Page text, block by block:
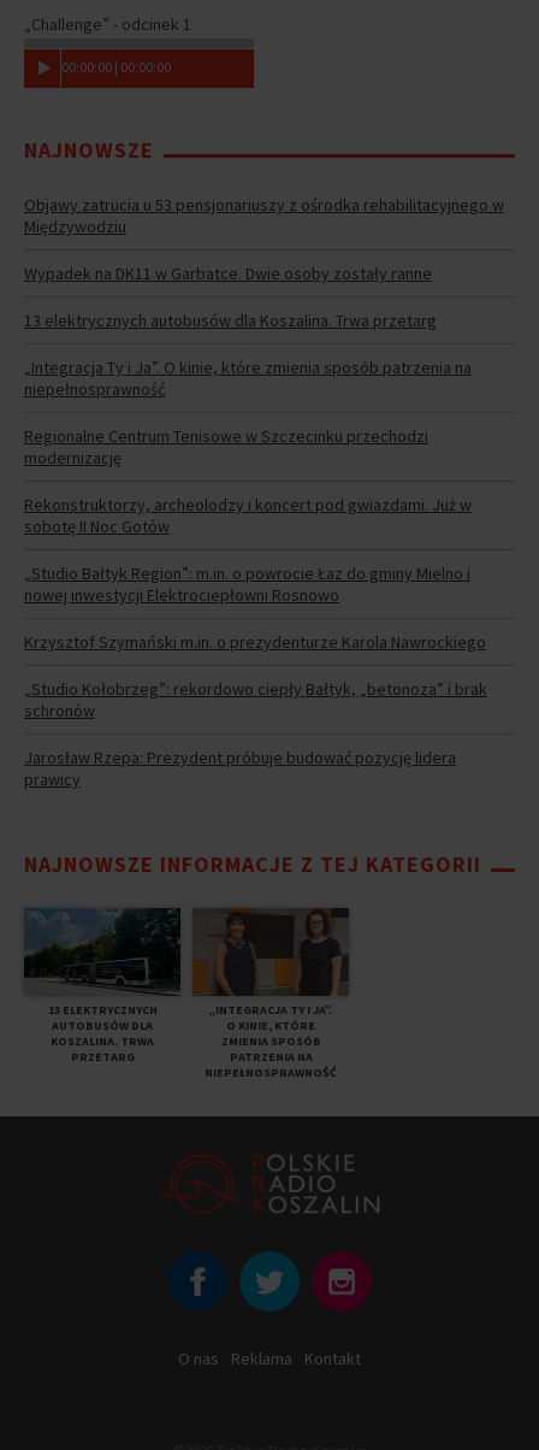
„Challenge” - odcinek 1
00:00:00 | 00:00:00
NAJNOWSZE
Objawy zatrucia u 53 pensjonariuszy z ośrodka rehabilitacyjnego w
Międzywodziu
Wypadek na DK11 w Garbatce. Dwie osoby zostały ranne
13 elektrycznych autobusów dla Koszalina. Trwa przetarg
„Integracja Ty i Ja”. O kinie, które zmienia sposób patrzenia na
niepełnosprawność
Regionalne Centrum Tenisowe w Szczecinku przechodzi
modernizację
Rekonstruktorzy, archeolodzy i koncert pod gwiazdami. Już w
sobotę II Noc Gotów
„Studio Bałtyk Region”: m.in. o powrocie Łaz do gminy Mielno i
nowej inwestycji Elektrociepłowni Rosnowo
Krzysztof Szymański m.in. o prezydenturze Karola Nawrockiego
„Studio Kołobrzeg”: rekordowo ciepły Bałtyk, „betonoza” i brak
schronów
Jarosław Rzepa: Prezydent próbuje budować pozycję lidera
prawicy
NAJNOWSZE INFORMACJE Z TEJ KATEGORII
13 ELEKTRYCZNYCH
AUTOBUSÓW DLA
KOSZALINA. TRWA
PRZETARG
„INTEGRACJA TY I JA”.
O KINIE, KTÓRE
ZMIENIA SPOSÓB
PATRZENIA NA
NIEPEŁNOSPRAWNOŚĆ
O nas Reklama Kontakt